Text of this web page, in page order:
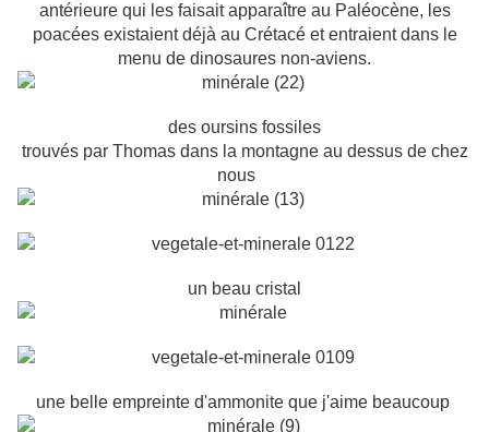
antérieure qui les faisait apparaître au Paléocène, les
poacées existaient déjà au Crétacé et entraient dans le
menu de dinosaures non-aviens.
des oursins fossiles
trouvés par Thomas dans la montagne au dessus de chez
nous
un beau cristal
une belle empreinte d'ammonite que j'aime beaucoup